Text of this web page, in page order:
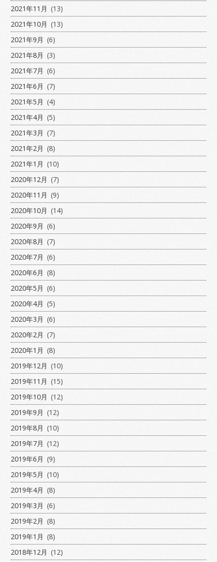
2021年11月 (13)
2021年10月 (13)
2021年9月 (6)
2021年8月 (3)
2021年7月 (6)
2021年6月 (7)
2021年5月 (4)
2021年4月 (5)
2021年3月 (7)
2021年2月 (8)
2021年1月 (10)
2020年12月 (7)
2020年11月 (9)
2020年10月 (14)
2020年9月 (6)
2020年8月 (7)
2020年7月 (6)
2020年6月 (8)
2020年5月 (6)
2020年4月 (5)
2020年3月 (6)
2020年2月 (7)
2020年1月 (8)
2019年12月 (10)
2019年11月 (15)
2019年10月 (12)
2019年9月 (12)
2019年8月 (10)
2019年7月 (12)
2019年6月 (9)
2019年5月 (10)
2019年4月 (8)
2019年3月 (6)
2019年2月 (8)
2019年1月 (8)
2018年12月 (12)